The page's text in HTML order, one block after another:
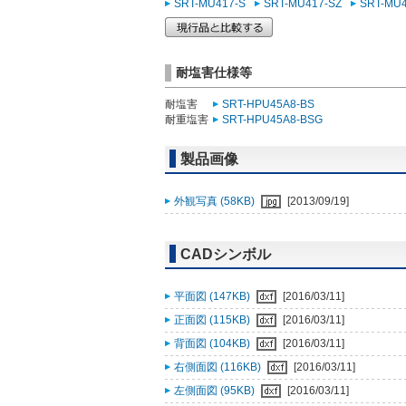
SRT-MU417-S SRT-MU417-SZ SRT-
耐塩害仕様等
耐塩害
SRT-HPU45A8-BS
耐重塩害
SRT-HPU45A8-BSG
製品画像
外観写真 (58KB) [2013/09/19]
CADシンボル
平面図 (147KB)
[2016/03/11]
正面図 (115KB)
[2016/03/11]
背面図 (104KB)
[2016/03/11]
右側面図 (116KB)
[2016/03/11]
左側面図 (95KB)
[2016/03/11]